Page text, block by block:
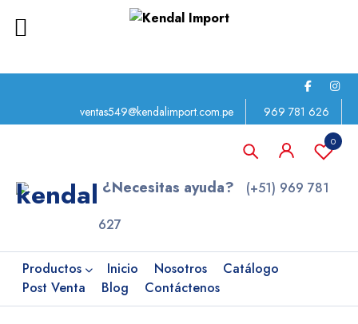
ventas549@kendalimport.com.pe 969 781 626
0
¿Necesitas ayuda?
(+51) 969 781
627
Productos Inicio Nosotros
Catálogo
Post Venta
Blog Contáctenos